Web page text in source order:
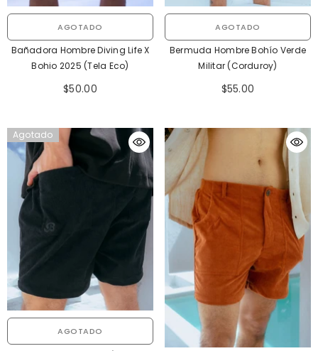
AGOTADO
Bañadora Hombre Diving Life X
Bohio 2025 (Tela Eco)
$50.00
AGOTADO
Bermuda Hombre Bohío Verde
Militar (Corduroy)
$55.00
Agotado
AGOTADO